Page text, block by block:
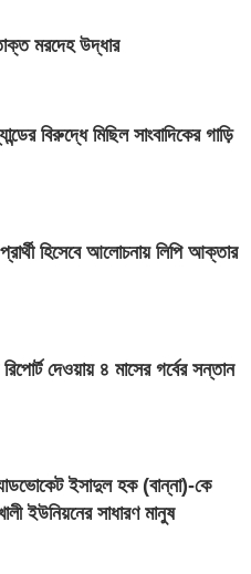
মরদেহ উদ্ধার
বিরুদ্ধে মিছিল সাংবাদিকের গাড়ি
হিসেবে আলোচনায় লিপি আক্তার
দেওয়ায় ৪ মাসের গর্বের সন্তান
ইসাদুল হক (বান্না)-কে
ইউনিয়নের সাধারণ মানুষ